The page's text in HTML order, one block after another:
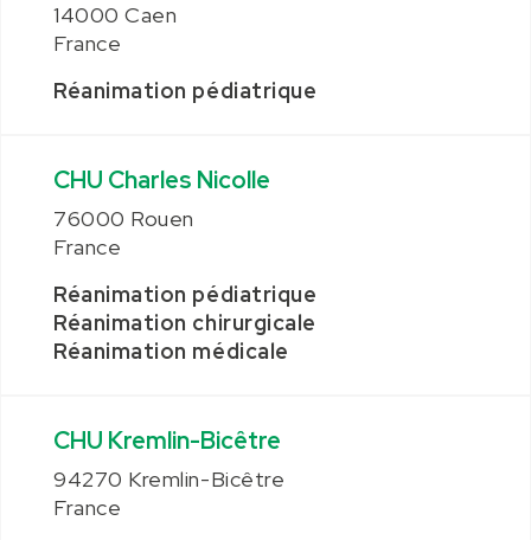
14000 Caen
France
Réanimation pédiatrique
CHU Charles Nicolle
76000 Rouen
France
Réanimation pédiatrique
Réanimation chirurgicale
Réanimation médicale
CHU Kremlin-Bicêtre
94270 Kremlin-Bicêtre
France